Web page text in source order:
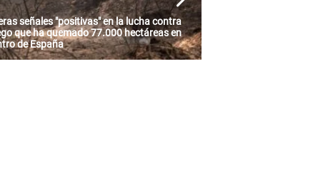
señales "positivas" en la lucha contra
que ha quemado 77.000 hectáreas en
de España